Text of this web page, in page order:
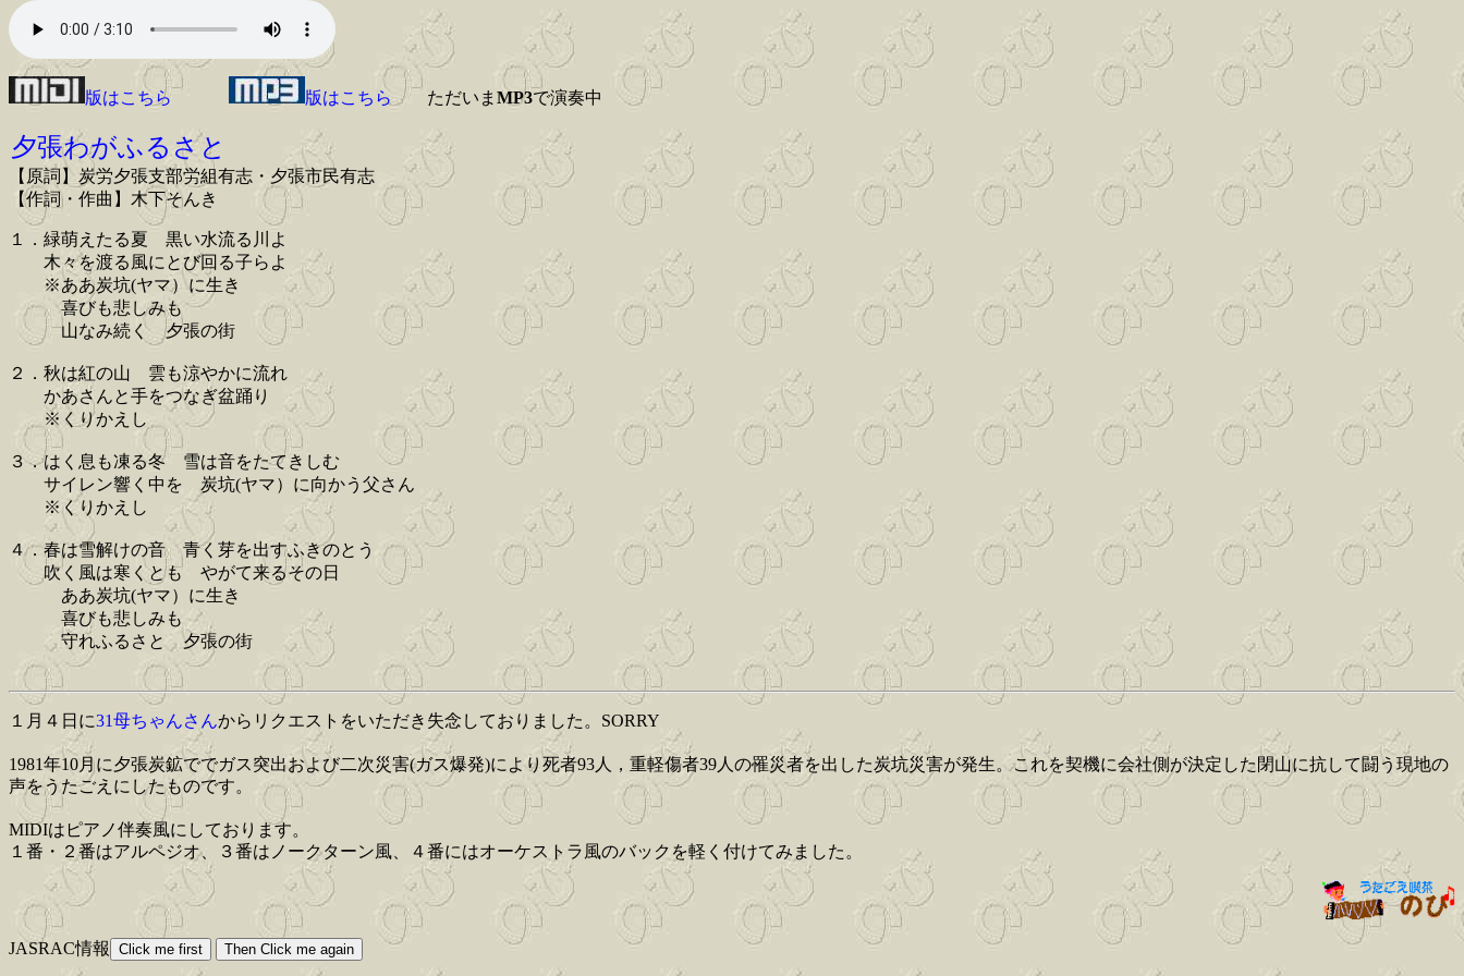
版はこちら 版はこちらただいま MP3で演奏中
夕張わがふるさと
【原詞】炭労夕張支部労組有志・夕張市民有志
【作詞・作曲】木下そんき
１．緑萌えたる夏 黒い水流る川よ
木々を渡る風にとび回る子らよ
※ああ炭坑(ヤマ）に生き
喜びも悲しみも
山なみ続く 夕張の街
２．秋は紅の山 雲も涼やかに流れ
かあさんと手をつなぎ盆踊り
※くりかえし
３．はく息も凍る冬 雪は音をたてきしむ
サイレン響く中を 炭坑(ヤマ）に向かう父さん
※くりかえし
４．春は雪解けの音 青く芽を出すふきのとう
吹く風は寒くとも やがて来るその日
ああ炭坑(ヤマ）に生き
喜びも悲しみも
守れふるさと 夕張の街
１月４日に31母ちゃんさんからリクエストをいただき失念しておりました。SORRY
1981年10月に夕張炭鉱ででガス突出および二次災害(ガス爆発)により死者93人，重軽傷者39人の罹災者を出した炭坑災害が発生。これを契機に会社側が決定した閉山に抗して闘う現地の
声をうたごえにしたものです。
MIDIはピアノ伴奏風にしております。
１番・２番はアルペジオ、３番はノークターン風、４番にはオーケストラ風のバックを軽く付けてみました。
JASRAC情報